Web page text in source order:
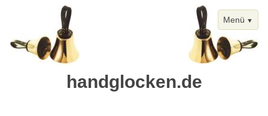
Menü
handglocken.de